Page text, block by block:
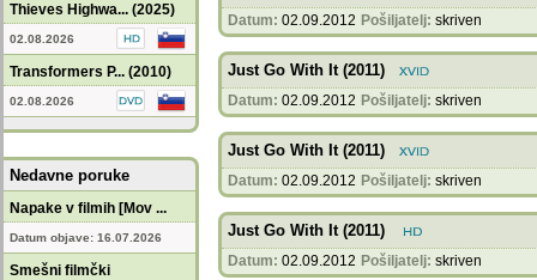
Thieves Highwa... (2025)
02.08.2026
Transformers P... (2010)
02.08.2026
Nedavne poruke
Napake v filmih [Mov ...
Datum objave: 16.07.2026
Smešni filmčki
Datum: 02.09.2012 Pošiljatelj: skriven
Just Go With It (2011)
Datum: 02.09.2012 Pošiljatelj: skriven
Just Go With It (2011)
Datum: 02.09.2012 Pošiljatelj: skriven
Just Go With It (2011)
Datum: 02.09.2012 Pošiljatelj: skriven